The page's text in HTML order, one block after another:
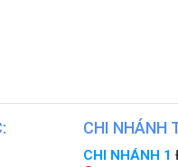
CHI NHÁNH
CHI NHÁNH 1